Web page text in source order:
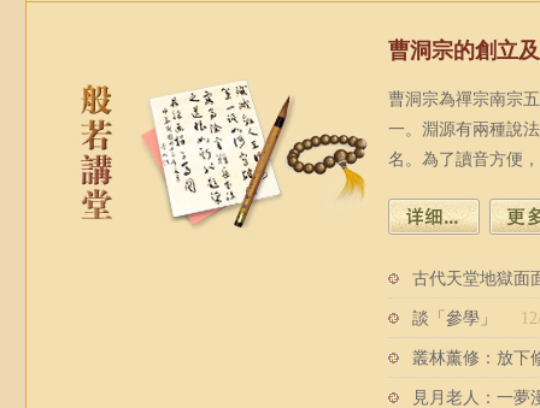
曹洞宗的創立
曹洞宗為禪宗南宗
一。淵源有兩種說
名。為了讀音方便
古代天堂地獄面
談「參學」
叢林薰修：放下
見月老人：一夢